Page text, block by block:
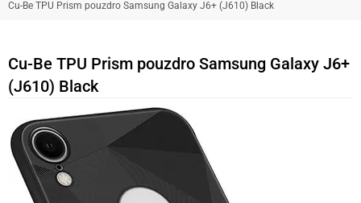
Cu-Be TPU Prism pouzdro Samsung Galaxy J6+ (J610) Black
Cu-Be TPU Prism pouzdro Samsung Galaxy J6+
(J610) Black